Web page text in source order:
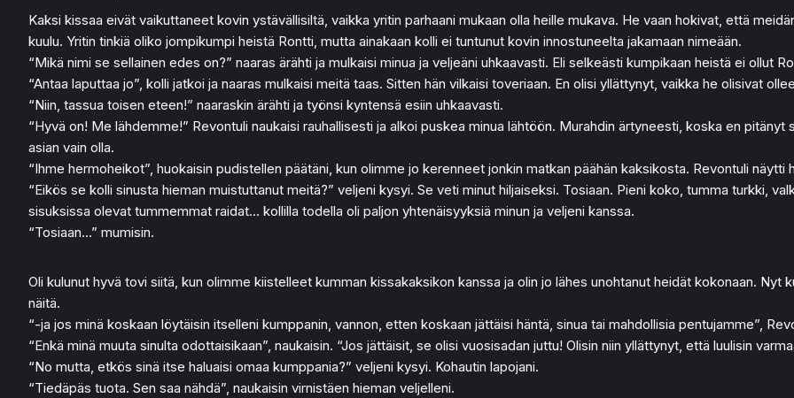
Kaksi kissaa eivät vaikuttaneet kovin ystävällisiltä, vaikka yritin parhaani mukaan olla heille mukava. He vaan hokivat, että
kuulu. Yritin tinkiä oliko jompikumpi heistä Rontti, mutta ainakaan kolli ei tuntunut kovin innostuneelta jakamaan nimeään.
“Mikä nimi se sellainen edes on?” naaras ärähti ja mulkaisi minua ja veljeäni uhkaavasti. Eli selkeästi kumpikaan heistä ei ollut
“Antaa laputtaa jo”, kolli jatkoi ja naaras mulkaisi meitä taas. Sitten hän vilkaisi toveriaan. En olisi yllättynyt, vaikka he olisivat
“Niin, tassua toisen eteen!” naaraskin ärähti ja työnsi kyntensä esiin uhkaavasti.
“Hyvä on! Me lähdemme!” Revontuli naukaisi rauhallisesti ja alkoi puskea minua lähtöön. Murahdin ärtyneesti, koska en
asian vain olla.
“Ihme hermoheikot”, huokaisin pudistellen päätäni, kun olimme jo kerenneet jonkin matkan päähän kaksikosta. Revontuli näytti
“Eikös se kolli sinusta hieman muistuttanut meitä?” veljeni kysyi. Se veti minut hiljaiseksi. Tosiaan. Pieni koko, tumma turkki,
sisuksissa olevat tummemmat raidat… kollilla todella oli paljon yhtenäisyyksiä minun ja veljeni kanssa.
“Tosiaan…” mumisin.
Oli kulunut hyvä tovi siitä, kun olimme kiistelleet kumman kissakaksikon kanssa ja olin jo lähes unohtanut heidät kokonaan.
näitä.
“-ja jos minä koskaan löytäisin itselleni kumppanin, vannon, etten koskaan jättäisi häntä, sinua tai mahdollisia pentujamme”,
“Enkä minä muuta sinulta odottaisikaan”, naukaisin. “Jos jättäisit, se olisi vuosisadan juttu! Olisin niin yllättynyt, että luulisin
“No mutta, etkös sinä itse haluaisi omaa kumppania?” veljeni kysyi. Kohautin lapojani.
“Tiedäpäs tuota. Sen saa nähdä”, naukaisin virnistäen hieman veljelleni.